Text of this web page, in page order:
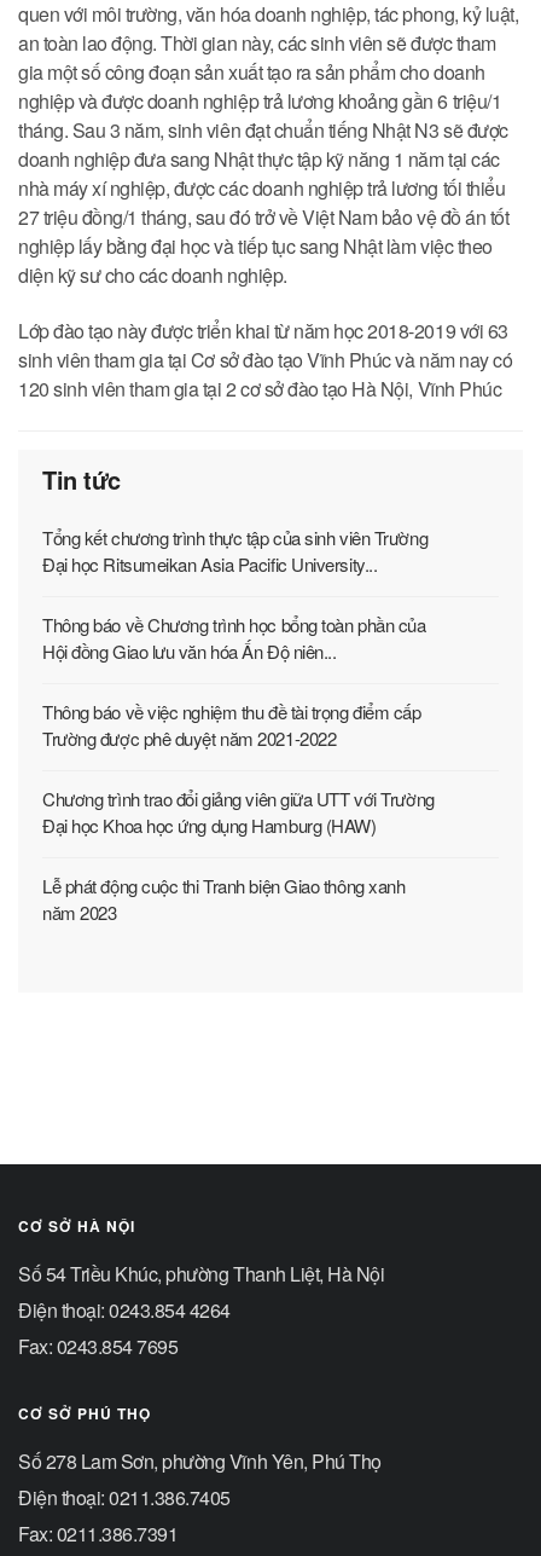
quen với môi trường, văn hóa doanh nghiệp, tác phong, kỷ luật,
an toàn lao động. Thời gian này, các sinh viên sẽ được tham
gia một số công đoạn sản xuất tạo ra sản phẩm cho doanh
nghiệp và được doanh nghiệp trả lương khoảng gần 6 triệu/1
tháng. Sau 3 năm, sinh viên đạt chuẩn tiếng Nhật N3 sẽ được
doanh nghiệp đưa sang Nhật thực tập kỹ năng 1 năm tại các
nhà máy xí nghiệp, được các doanh nghiệp trả lương tối thiểu
27 triệu đồng/1 tháng, sau đó trở về Việt Nam bảo vệ đồ án tốt
nghiệp lấy bằng đại học và tiếp tục sang Nhật làm việc theo
diện kỹ sư cho các doanh nghiệp.
Lớp đào tạo này được triển khai từ năm học 2018-2019 với 63
sinh viên tham gia tại Cơ sở đào tạo Vĩnh Phúc và năm nay có
120 sinh viên tham gia tại 2 cơ sở đào tạo Hà Nội, Vĩnh Phúc
Tin tức
Tổng kết chương trình thực tập của sinh viên Trường
Đại học Ritsumeikan Asia Pacific University...
Thông báo về Chương trình học bổng toàn phần của
Hội đồng Giao lưu văn hóa Ấn Độ niên...
Thông báo về việc nghiệm thu đề tài trọng điểm cấp
Trường được phê duyệt năm 2021-2022
Chương trình trao đổi giảng viên giữa UTT với Trường
Đại học Khoa học ứng dụng Hamburg (HAW)
Lễ phát động cuộc thi Tranh biện Giao thông xanh
năm 2023
CƠ SỞ HÀ NỘI
Số 54 Triều Khúc, phường Thanh Liệt, Hà Nội
Điện thoại: 0243.854 4264
Fax: 0243.854 7695
CƠ SỞ PHÚ THỌ
Số 278 Lam Sơn, phường Vĩnh Yên, Phú Thọ
Điện thoại: 0211.386.7405
Fax: 0211.386.7391